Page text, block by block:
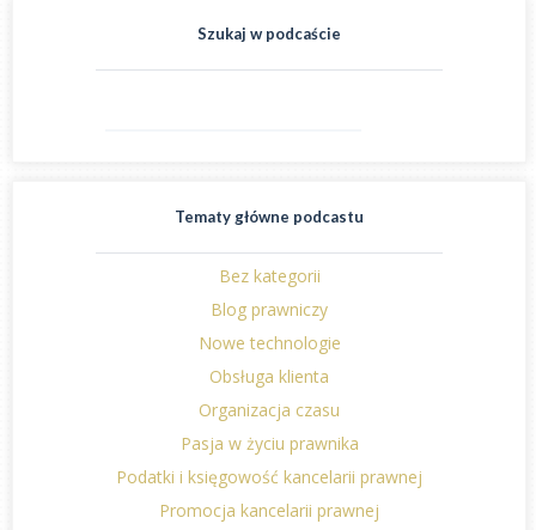
Szukaj w podcaście
Tematy główne podcastu
Bez kategorii
Blog prawniczy
Nowe technologie
Obsługa klienta
Organizacja czasu
Pasja w życiu prawnika
Podatki i księgowość kancelarii prawnej
Promocja kancelarii prawnej